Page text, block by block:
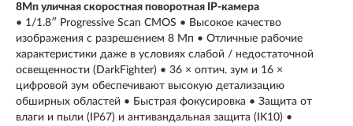
8Мп уличная скоростная поворотная IP-камера
• 1/1.8″ Progressive Scan CMOS • Высокое качество
изображения с разрешением 8 Мп • Отличные рабочие
характеристики даже в условиях слабой / недостаточной
освещенности (DarkFighter) • 36 × оптич. зум и 16 ×
цифровой зум обеспечивают высокую детализацию
обширных областей • Быстрая фокусировка • Защита от
влаги и пыли (IP67) и антивандальная защита (IK10) •